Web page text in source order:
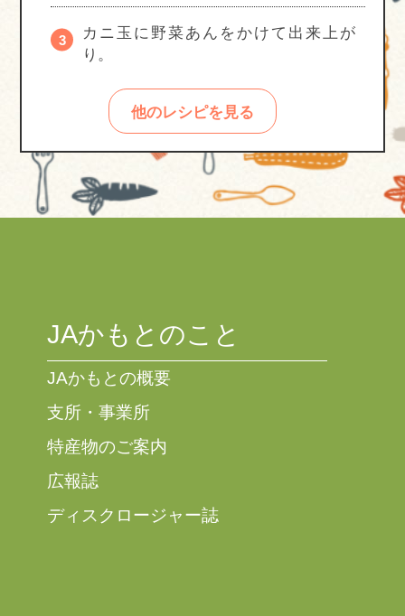
カニ玉に野菜あんをかけて出来上が
り。
他のレシピを見る
JAかもとのこと
JAかもとの概要
支所・事業所
特産物のご案内
広報誌
ディスクロージャー誌